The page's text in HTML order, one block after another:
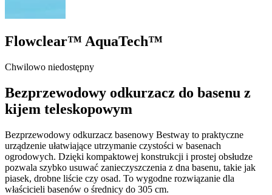
Flowclear™ AquaTech™
Chwilowo niedostępny
Bezprzewodowy odkurzacz do basenu z
kijem teleskopowym
Bezprzewodowy odkurzacz basenowy Bestway to praktyczne
urządzenie ułatwiające utrzymanie czystości w basenach
ogrodowych. Dzięki kompaktowej konstrukcji i prostej obsłudze
pozwala szybko usuwać zanieczyszczenia z dna basenu, takie jak
piasek, drobne liście czy osad. To wygodne rozwiązanie dla
właścicieli basenów o średnicy do 305 cm.